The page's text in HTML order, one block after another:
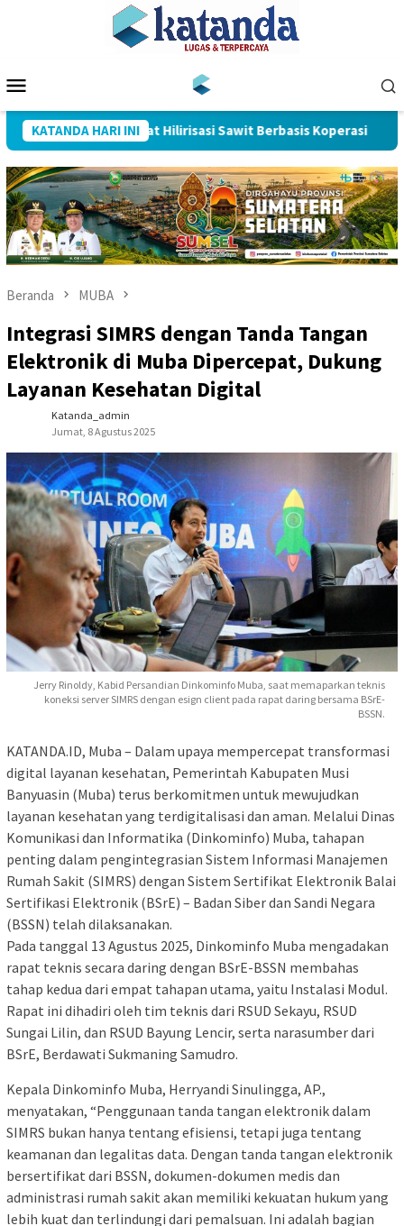
Mobile
KATANDA HARI INI
Jadi Pusat Hilirisasi Sawit Berbasis Koperasi Tiga
Beranda MUBA
Integrasi SIMRS dengan Tanda Tangan
Elektronik di Muba Dipercepat, Dukung
Layanan Kesehatan Digital
Katanda_admin
Jumat, 8 Agustus 2025
Jerry Rinoldy, Kabid Persandian Dinkominfo Muba, saat memaparkan teknis
koneksi server SIMRS dengan esign client pada rapat daring bersama BSrE-
BSSN.
KATANDA.ID, Muba – Dalam upaya mempercepat transformasi
digital layanan kesehatan, Pemerintah Kabupaten Musi
Banyuasin (Muba) terus berkomitmen untuk mewujudkan
layanan kesehatan yang terdigitalisasi dan aman. Melalui Dinas
Komunikasi dan Informatika (Dinkominfo) Muba, tahapan
penting dalam pengintegrasian Sistem Informasi Manajemen
Rumah Sakit (SIMRS) dengan Sistem Sertifikat Elektronik Balai
Sertifikasi Elektronik (BSrE) – Badan Siber dan Sandi Negara
(BSSN) telah dilaksanakan.
Pada tanggal 13 Agustus 2025, Dinkominfo Muba mengadakan
rapat teknis secara daring dengan BSrE-BSSN membahas
tahap kedua dari empat tahapan utama, yaitu Instalasi Modul.
Rapat ini dihadiri oleh tim teknis dari RSUD Sekayu, RSUD
Sungai Lilin, dan RSUD Bayung Lencir, serta narasumber dari
BSrE, Berdawati Sukmaning Samudro.
Kepala Dinkominfo Muba, Herryandi Sinulingga, AP.,
menyatakan, “Penggunaan tanda tangan elektronik dalam
SIMRS bukan hanya tentang efisiensi, tetapi juga tentang
keamanan dan legalitas data. Dengan tanda tangan elektronik
bersertifikat dari BSSN, dokumen-dokumen medis dan
administrasi rumah sakit akan memiliki kekuatan hukum yang
lebih kuat dan terlindungi dari pemalsuan. Ini adalah bagian